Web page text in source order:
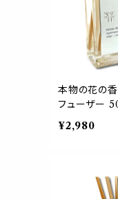
本物の花の香
フューザー
レソット.>
ベッド 睡眠
¥2,980